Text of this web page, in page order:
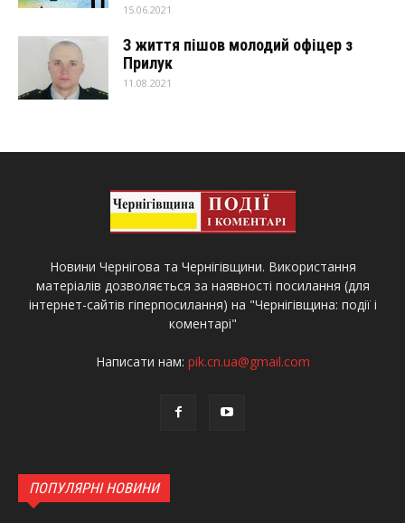
15.06.2021
З життя пішов молодий офіцер з
Прилук
11.08.2021
Новини Чернігова та Чернігівщини. Використання
матеріалів дозволяється за наявності посилання (для
інтернет-сайтів гіперпосилання) на "Чернігівщина: події і
коментарі"
Написати нам: pik.cn.ua@gmail.com
ПОПУЛЯРНІ НОВИНИ